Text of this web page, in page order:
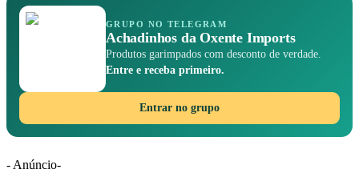
GRUPO NO TELEGRAM
Achadinhos da Oxente Imports
Produtos garimpados com desconto de verdade.
Entre e receba primeiro.
Entrar no grupo
- Anúncio-